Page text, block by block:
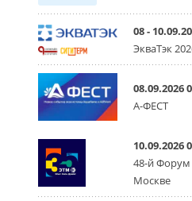
Президент
Москве
Омск с
31 ИЮЛЯ 2026
Carrier
работающую
31 ИЮЛЯ 2026
Mitsubishi
08 -
ЭкваТэк
08.09.2026
А-ФЕСТ
10.09.2026
48-й
Москве